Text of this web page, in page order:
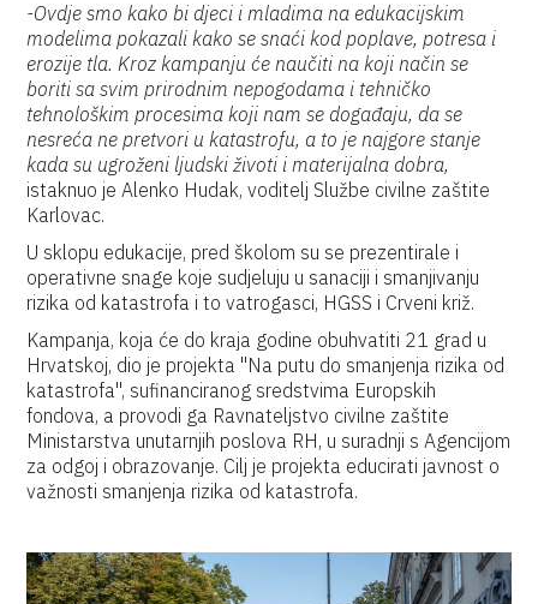
-Ovdje smo kako bi djeci i mladima na edukacijskim
modelima pokazali kako se snaći kod poplave, potresa i
erozije tla. Kroz kampanju će naučiti na koji način se
boriti sa svim prirodnim nepogodama i tehničko
tehnološkim procesima koji nam se događaju, da se
nesreća ne pretvori u katastrofu, a to je najgore stanje
kada su ugroženi ljudski životi i materijalna dobra,
istaknuo je Alenko Hudak, voditelj Službe civilne zaštite
Karlovac.
U sklopu edukacije, pred školom su se prezentirale i
operativne snage koje sudjeluju u sanaciji i smanjivanju
rizika od katastrofa i to vatrogasci, HGSS i Crveni križ.
Kampanja, koja će do kraja godine obuhvatiti 21 grad u
Hrvatskoj, dio je projekta "Na putu do smanjenja rizika od
katastrofa", sufinanciranog sredstvima Europskih
fondova, a provodi ga Ravnateljstvo civilne zaštite
Ministarstva unutarnjih poslova RH, u suradnji s Agencijom
za odgoj i obrazovanje. Cilj je projekta educirati javnost o
važnosti smanjenja rizika od katastrofa.